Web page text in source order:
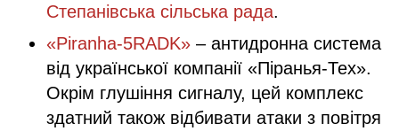
Степанівська сільська рада.
«Piranha-5RADK» – антидронна система
від української компанії «Піранья-Тех».
Окрім глушіння сигналу, цей комплекс
здатний також відбивати атаки з повітря